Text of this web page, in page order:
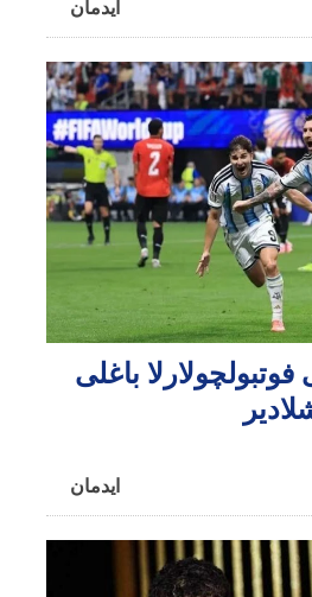
ایدمان
فوتبولچولارلا باغلی
ایدمان